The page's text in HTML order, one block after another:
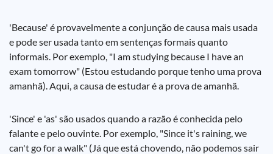
'Because' é provavelmente a conjunção de causa mais usada
e pode ser usada tanto em sentenças formais quanto
informais. Por exemplo, "I am studying because I have an
exam tomorrow" (Estou estudando porque tenho uma prova
amanhã). Aqui, a causa de estudar é a prova de amanhã.
'Since' e 'as' são usados quando a razão é conhecida pelo
falante e pelo ouvinte. Por exemplo, "Since it's raining, we
can't go for a walk" (Já que está chovendo, não podemos sair